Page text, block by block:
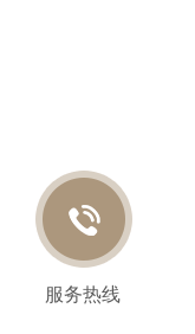
服务热线